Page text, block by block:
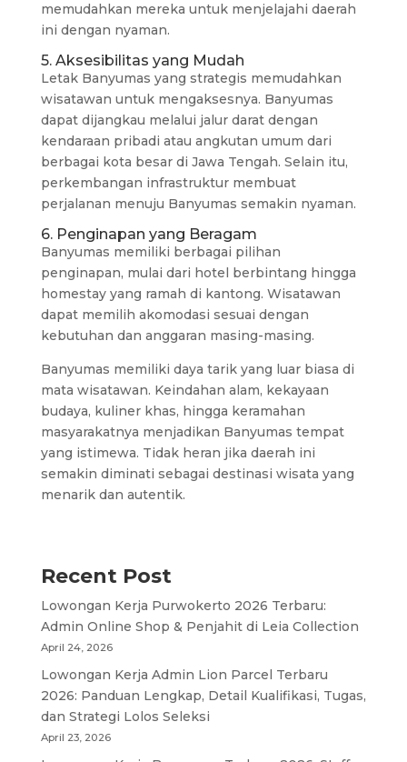
memudahkan mereka untuk menjelajahi daerah
ini dengan nyaman.
5. Aksesibilitas yang Mudah
Letak Banyumas yang strategis memudahkan
wisatawan untuk mengaksesnya. Banyumas
dapat dijangkau melalui jalur darat dengan
kendaraan pribadi atau angkutan umum dari
berbagai kota besar di Jawa Tengah. Selain itu,
perkembangan infrastruktur membuat
perjalanan menuju Banyumas semakin nyaman.
6. Penginapan yang Beragam
Banyumas memiliki berbagai pilihan
penginapan, mulai dari hotel berbintang hingga
homestay yang ramah di kantong. Wisatawan
dapat memilih akomodasi sesuai dengan
kebutuhan dan anggaran masing-masing.
Banyumas memiliki daya tarik yang luar biasa di
mata wisatawan. Keindahan alam, kekayaan
budaya, kuliner khas, hingga keramahan
masyarakatnya menjadikan Banyumas tempat
yang istimewa. Tidak heran jika daerah ini
semakin diminati sebagai destinasi wisata yang
menarik dan autentik.
Recent Post
Lowongan Kerja Purwokerto 2026 Terbaru:
Admin Online Shop & Penjahit di Leia Collection
April 24, 2026
Lowongan Kerja Admin Lion Parcel Terbaru
2026: Panduan Lengkap, Detail Kualifikasi, Tugas,
dan Strategi Lolos Seleksi
April 23, 2026